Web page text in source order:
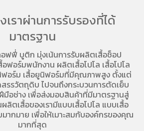
เราผ่านการรับรองที่ได้
มาตรฐาน
ฟฟี่ บูติก มุ่งเน้นการรับผลิตเสื้อช็อป
ฟอร์มพนักงาน ผลิตเสื้อโปโล เสื้อโปโล
ฟอร์ม เสื้อยูนิฟอร์มที่มีคุณภาพสูง ตั้งแต่
รรวัตถุดิบ ไปจนถึงกระบวนการตัดเย็บ
มือช่าง เพื่อส่งมอบสินค้าที่มีมาตรฐานสู่
ลิตเสื้อของเรามีแบบเสื้อโปโล แบบเสื้อ
ากมาย เพื่อให้เมาะสมกับองค์กรของคุณ
มากที่สุด